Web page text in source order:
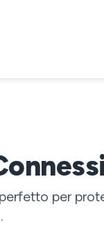
per